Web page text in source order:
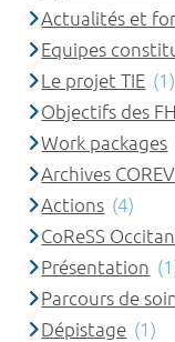
Actualités et
Equipes
Le projet TIE (1)
Objectifs des
Work packages
Archives
Actions (4)
CoReSS
Présentation
Parcours de
Dépistage (1)